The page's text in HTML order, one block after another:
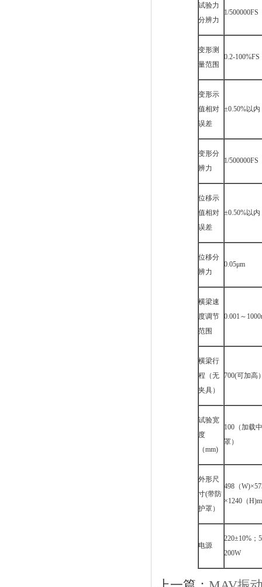
试验力
分辨力
1/500000FS
变形测
量范围
0.2-100%FS
变形示
值相对
误差
±0.50%以内
变形分
辨力
1/500000FS
位移示
值相对
误差
±0.50%以内
位移分
辨力
0.05μm
横梁速
度调节
范围
0.001～
横梁行
程（无
夹具）
700(可加高
试验宽
度
（mm)
100（加载
罩）
外形尺
寸(带防
护罩）
498（
×1240（
电源
220±10%；
200W